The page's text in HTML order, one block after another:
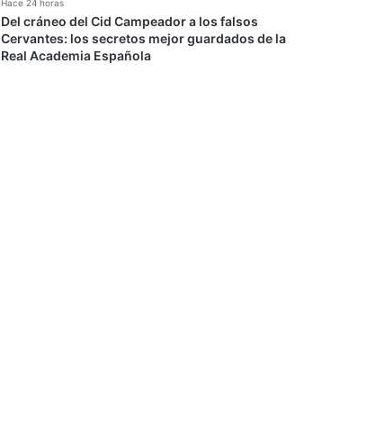
Hace 24 horas
Del cráneo del Cid Campeador a los falsos
Cervantes: los secretos mejor guardados de la
Real Academia Española